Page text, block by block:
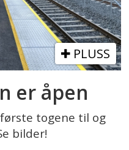
PLUSS
er åpen
togene til og
bilder!